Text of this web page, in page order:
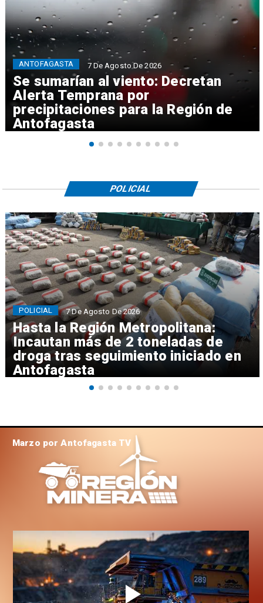
Se sumarían al viento: Decretan
Alerta Temprana por
precipitaciones para la Región de
Antofagasta
ANTOFAGASTA 7 De Agosto De 2026
Hasta la Región Metropolitana:
Incautan más de 2 toneladas de
droga tras seguimiento iniciado en
Antofagasta
POLICIAL 7 De Agosto De 2026
POLICIAL
Marzo por Antofagasta TV